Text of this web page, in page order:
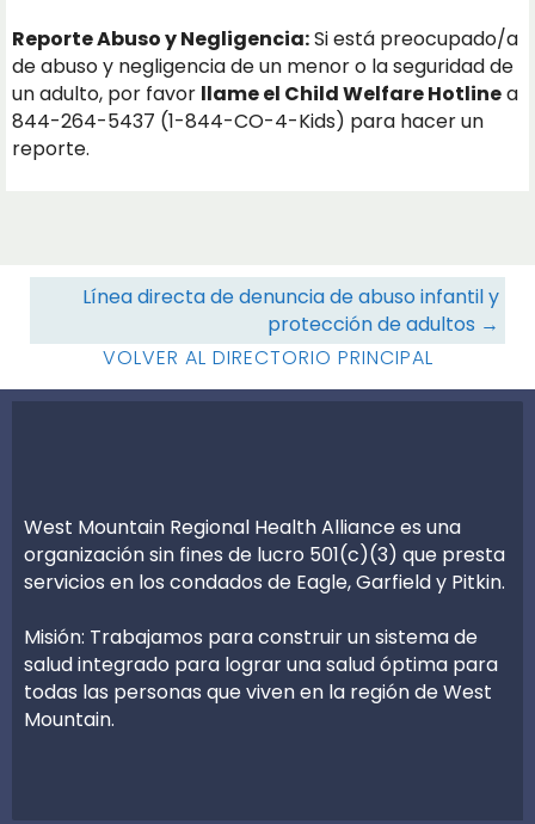
Reporte Abuso y Negligencia:Si está preocupado/a
de abuso y negligencia de un menor o la seguridad de
un adulto, por favor llame el Child Welfare Hotlinea
844-264-5437 (1-844-CO-4-Kids) para hacer un
reporte.
Navegación
recursos
Línea directa de denuncia de abuso infantil y
protección de adultos →
VOLVER AL DIRECTORIO PRINCIPAL
West Mountain Regional Health Alliance es una
organización sin fines de lucro 501(c)(3) que presta
servicios en los condados de Eagle, Garfield y Pitkin.
Misión: Trabajamos para construir un sistema de
salud integrado para lograr una salud óptima para
todas las personas que viven en la región de West
Mountain.